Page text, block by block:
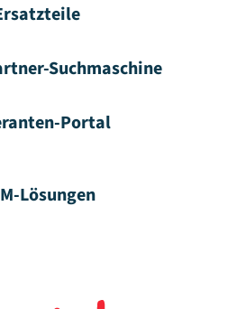
Suchmaschine
Portal
Lösungen